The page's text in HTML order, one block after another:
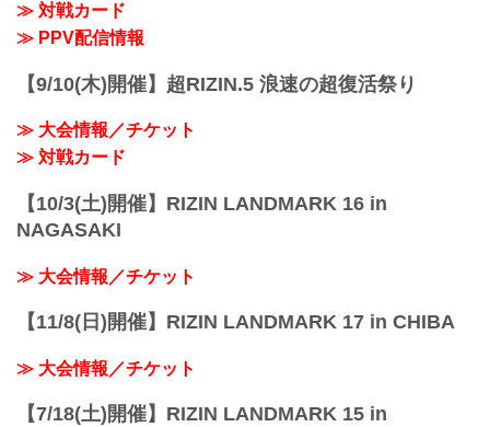
≫ 対戦カード
≫ PPV配信情報
【9/10(木)開催】超RIZIN.5 浪速の超復活祭り
≫ 大会情報／チケット
≫ 対戦カード
【10/3(土)開催】RIZIN LANDMARK 16 in
NAGASAKI
≫ 大会情報／チケット
【11/8(日)開催】RIZIN LANDMARK 17 in CHIBA
≫ 大会情報／チケット
【7/18(土)開催】RIZIN LANDMARK 15 in